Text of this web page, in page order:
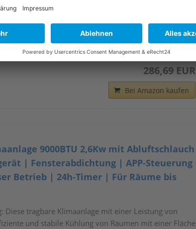
und Ruhezeit
FESTE MONTAGE: Diese mobile Klimaanlage mit
Schlafzimmer, Büros und kleine Räume
Fernbedienung, Anleitung, Abluftschlauch und
286,69 EUR
Bei Amazon kaufen
9000BTU 2,6Kw mit Abluftschlauch
| Fensterabdichtung | APP-Steuerung
Betrieb | 24h-Timer | Für Räume bis
Diese tragbare Klimaanlage mit einer Leistung von
und stabile Kühlung von Räumen mit einer Fläche